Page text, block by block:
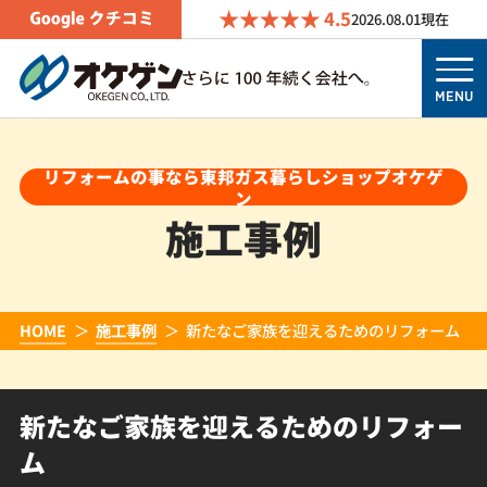
4.52026.08.01現在
MENU
リフォームの事なら東邦ガス暮らしショップオケゲ
ン
施工事例
HOME 施工事例 新たなご家族を迎えるためのリフォーム
新たなご家族を迎えるためのリフォー
ム